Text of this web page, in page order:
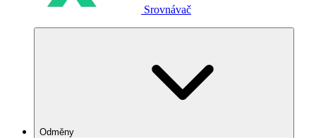
Srovnávač
Odměny